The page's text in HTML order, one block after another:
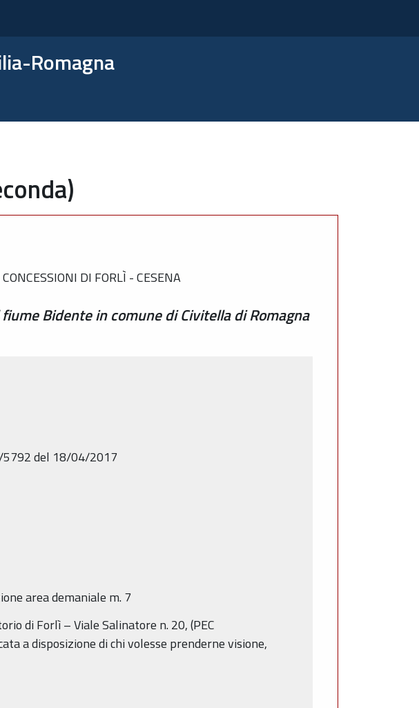
Romagna
DI FORLÌ - CESENA
Bidente in comune di Civitella di Romagna
5792 del 18/04/2017
area demaniale m. 7
di Forlì – Viale Salinatore n. 20, (PEC
a disposizione di chi volesse prenderne visione,